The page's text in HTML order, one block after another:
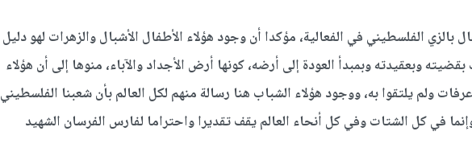
بالزي الفلسطيني في الفعالية، مؤكدا أن وجود هؤلاء الأطفال الأشبال والزهرات لهو دليل
وبعقيدته وبمبدأ العودة إلى أرضه، كونها أرض الأجداد والآباء، منوها إلى أن هؤلاء
ولم يلتقوا به، ووجود هؤلاء الشباب هنا رسالة منهم لكل العالم بأن شعبنا الفلسطيني
في كل الشتات وفي كل أنحاء العالم يقف تقديرا واحتراما لفارس الفرسان الشهيد